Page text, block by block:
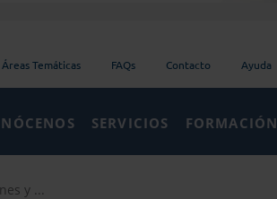
Áreas Temáticas FAQs Contacto Ayuda
SERVICIOS FORMACIÓN
y ...